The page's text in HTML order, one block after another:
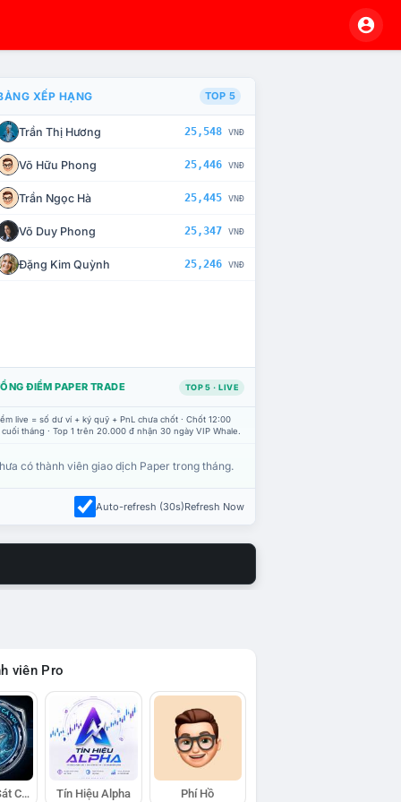
CHẾ TÀI XỬ LÝ VI PHẠM
XẾP HẠNG TOP 5
Trần Thị Hương 25,548 VNĐ
Võ Hữu Phong 25,446 VNĐ
Trần Ngọc Hà 25,445 VNĐ
Võ Duy Phong 25,347 VNĐ
Đặng Kim Quỳnh 25,246 VNĐ
ĐIỂM PAPER TRADE TOP 5 · LIVE
live = số dư ví + ký quỹ + PnL chưa chốt · Chốt 12:00
tháng · Top 1 trên 20.000 đ nhận 30 ngày VIP Whale.
có thành viên giao dịch Paper trong tháng.
Auto-refresh (30s)Refresh Now
viên Pro
Đội Trinh Sát Cá Voi Tín Hiệu Alpha Phí Hồ